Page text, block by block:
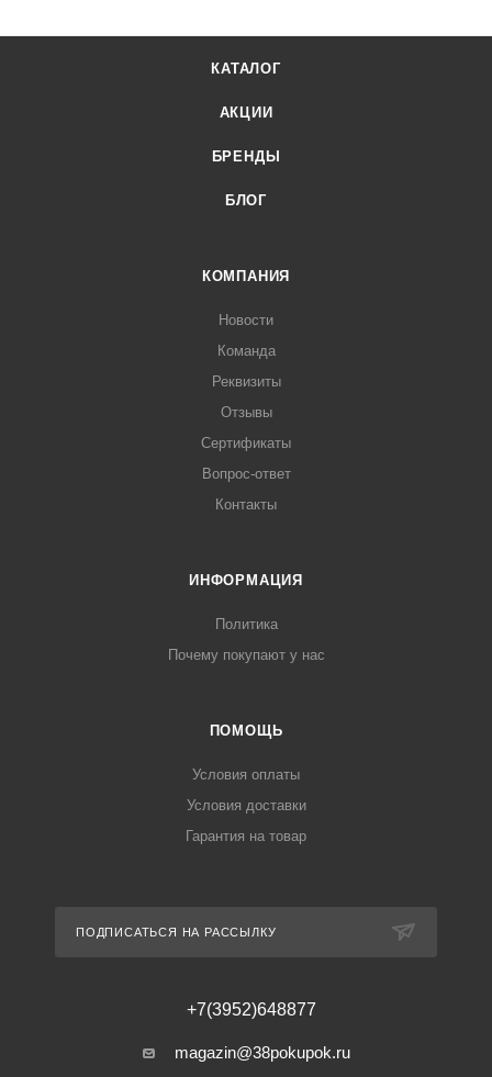
КАТАЛОГ
АКЦИИ
БРЕНДЫ
БЛОГ
КОМПАНИЯ
Новости
Команда
Реквизиты
Отзывы
Сертификаты
Вопрос-ответ
Контакты
ИНФОРМАЦИЯ
Политика
Почему покупают у нас
ПОМОЩЬ
Условия оплаты
Условия доставки
Гарантия на товар
ПОДПИСАТЬСЯ НА РАССЫЛКУ
+7(3952)648877
magazin@38pokupok.ru